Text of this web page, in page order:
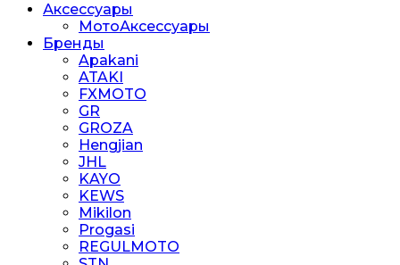
Аксессуары
МотоАксессуары
Бренды
Apakani
ATAKI
FXMOTO
GR
GROZA
Hengjian
JHL
KAYO
KEWS
Mikilon
Progasi
REGULMOTO